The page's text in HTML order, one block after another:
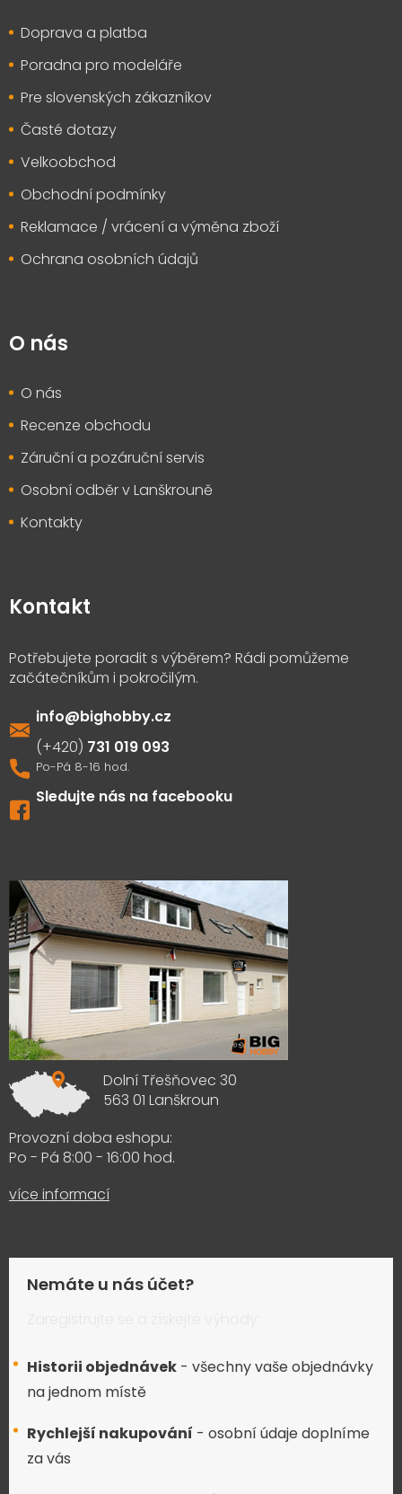
Doprava a platba
Poradna pro modeláře
Pre slovenských zákazníkov
Časté dotazy
Velkoobchod
Obchodní podmínky
Reklamace / vrácení a výměna zboží
Ochrana osobních údajů
O nás
O nás
Recenze obchodu
Záruční a pozáruční servis
Osobní odběr v Lanškrouně
Kontakty
Kontakt
info@bighobby.cz
731 019 093
Sledujte nás na facebooku
Dolní Třešňovec 30
563 01 Lanškroun
Provozní doba eshopu:
Po - Pá 8:00 - 16:00 hod.
více informací
Nemáte u nás účet?
Historii objednávek - všechny vaše objednávky
na jednom místě
Rychlejší nakupování - osobní údaje doplníme
za vás